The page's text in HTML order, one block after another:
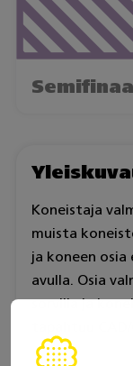
Koneistaja
muista
ja koneen
avulla. Osia
sorvilla ja